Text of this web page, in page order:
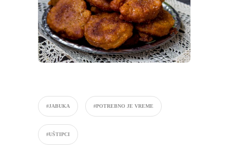
#JABUKA #POTREBNO JE VREME
#UŠTIPCI